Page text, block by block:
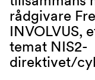
rådgivare
INVOLVUS,
temat NIS2-
direktivet/